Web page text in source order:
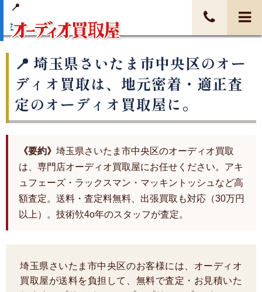
金
埼玉県さいたま市中央区のオー
ディオ買取は、地元密着・適正査
定のオーディオ買取屋に。
《要約》 埼玉県さいたま市中央区のオーディオ買取
は、専門店オーディオ買取屋にお任せください。アキ
ュフェーズ・ラックスマン・マッキントッシュなど高
額査定。送料・査定料無料、出張買取も対応（30万円
以上）。技術欦4o年のスタッフが査定。
埼玉県さいたま市中央区のお客様には、オーディオ
買取屋が送料を負担して、無料で査定・お見積いた